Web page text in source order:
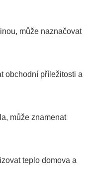
může naznačovat
obchodní příležitosti a
může znamenat
teplo domova a